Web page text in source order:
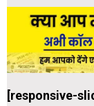
[responsive-